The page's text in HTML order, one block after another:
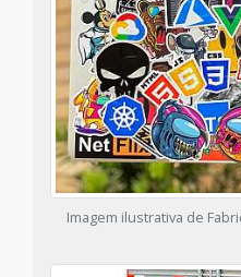
Imagem ilustrativa de